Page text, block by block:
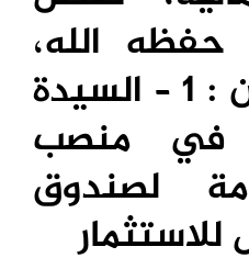
حفظه الله،
بتعيين كل من : 1 – السيدة
في منصب
لصندوق